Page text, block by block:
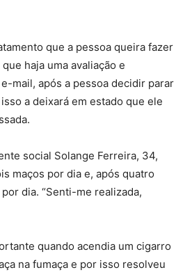
que a pessoa queira fazer
haja uma avaliação e
mail, após a pessoa decidir parar
a deixará em estado que ele
social Solange Ferreira, 34,
maços por dia e, após quatro
dia. “Senti-me realizada,
quando acendia um cigarro
na fumaça e por isso resolveu